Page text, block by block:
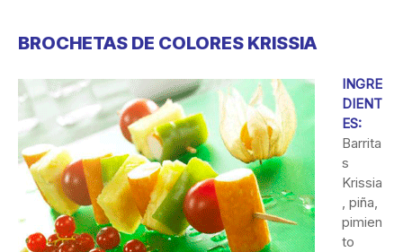
BROCHETAS DE COLORES KRISSIA
INGRE
DIENT
ES:
Barrita
s
Krissia
, piña,
pimien
to